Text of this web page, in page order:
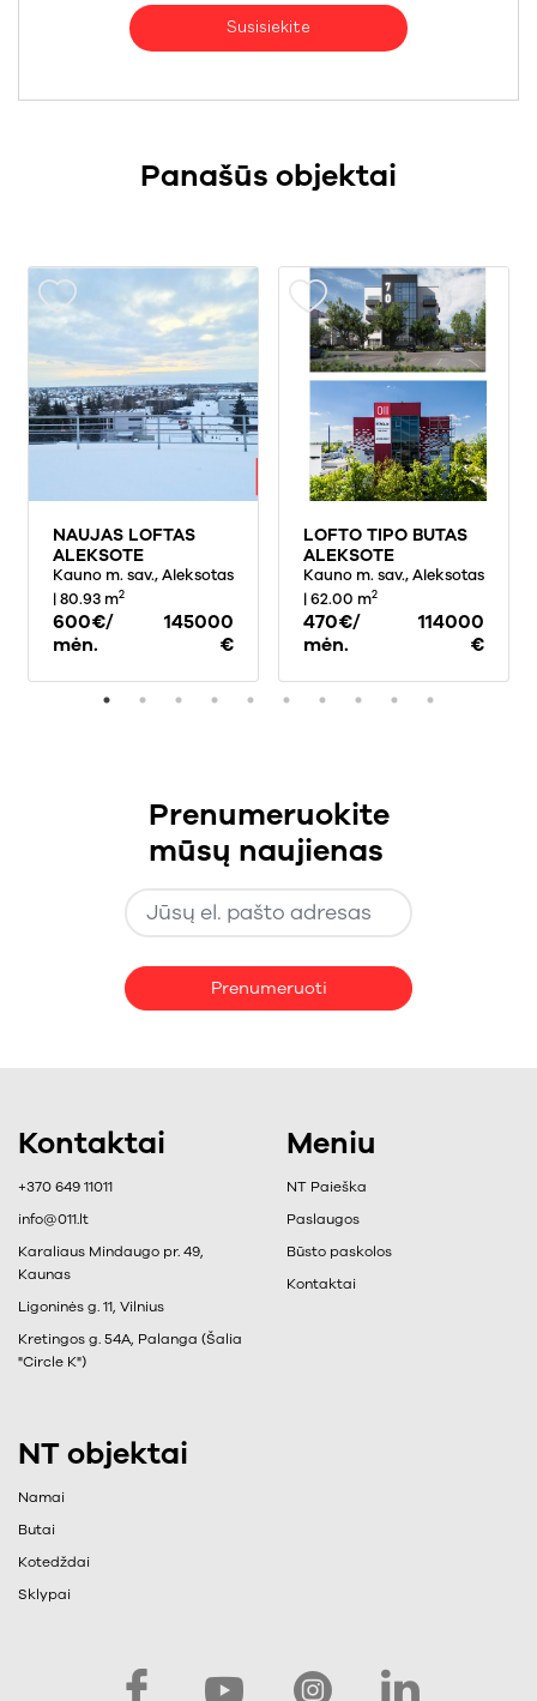
Susisiekite
Panašūs objektai
NAUJAS LOFTAS
ALEKSOTE
Kauno m. sav., Aleksotas
| 80.93 m2
600€/
mėn.
145000
€
LOFTO TIPO BUTAS
ALEKSOTE
Kauno m. sav., Aleksotas
| 62.00 m2
470€/
mėn.
114000
€
Kontaktai
+370 649 11011
info@011.lt
Karaliaus Mindaugo pr. 49,
Kaunas
Ligoninės g. 11, Vilnius
Kretingos g. 54A, Palanga (Šalia
"Circle K")
Meniu
NT Paieška
Paslaugos
Būsto paskolos
Kontaktai
NT objektai
Namai
Butai
Kotedždai
Sklypai
Prenumeruokite
mūsų naujienas
Prenumeruoti